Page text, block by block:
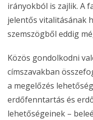
irányokból is zajlik. A
jelentős vitalitásának
szemszögből eddig
Közös gondolkodni
címszavakban
a megelőzés
erdőfenntartás és
lehetőségeinek –